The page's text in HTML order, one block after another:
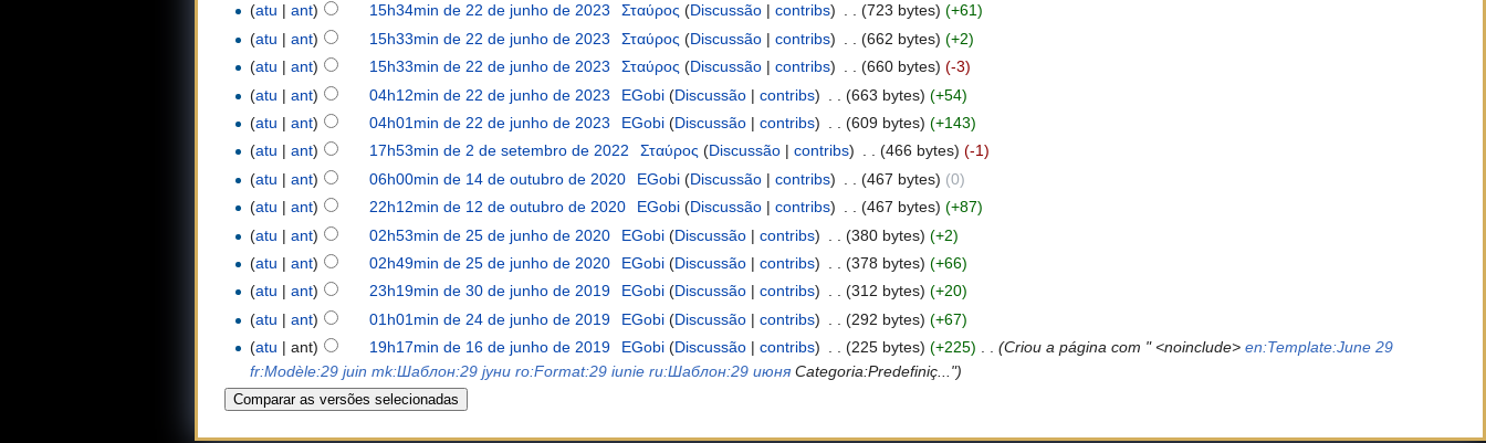
(atu |ant) 15h34min de 22 de junho de 2023 Σταύρος (Discussão| contribs) . . (723 bytes) (+61)
(atu |ant) 15h33min de 22 de junho de 2023 Σταύρος (Discussão| contribs) (662 bytes) (+2)
(atu |ant) 15h33min de 22 de junho de 2023 Σταύρος (Discussão| contribs) . . (660 bytes) (-3)
(atu |ant) 04h12min de 22 de junho de 2023 EGobi (Discussão| contribs) (663 bytes) (+54)
(atu |ant) 04h01min de 22 de junho de 2023 EGobi (Discussão| contribs) (609 bytes) (+143)
(atu |ant) 17h53min de 2 de setembro de 2022 Σταύρος (Discussão| contribs) . . (466 bytes) (-1)
(atu |ant) 06h00min de 14 de outubro de 2020 EGobi (Discussão| contribs) (467 bytes) (0)
(atu |ant) 22h12min de 12 de outubro de 2020 EGobi (Discussão| contribs) (467 bytes) (+87)
(atu |ant) 02h53min de 25 de junho de 2020 EGobi (Discussão| contribs) (380 bytes) (+2)
(atu |ant) 02h49min de 25 de junho de 2020 EGobi (Discussão| contribs) (378 bytes) (+66)
(atu |ant) 23h19min de 30 de junho de 2019 EGobi (Discussão| contribs) . . (312 bytes) (+20)
(atu |ant) 01h01min de 24 de junho de 2019 EGobi (Discussão| contribs) (292 bytes) (+67)
(atu | ant) 19h17min de 16 de junho de 2019 EGobi (Discussão| contribs) (225 bytes) (+225) (Criou a página com " <noinclude> en:Template:June 29
fr:Modèle:29 juin mk:Шаблон:29 јуни ro:Format:29 iunie ru:Шаблон:29 июня Categoria:Predefiniç...")